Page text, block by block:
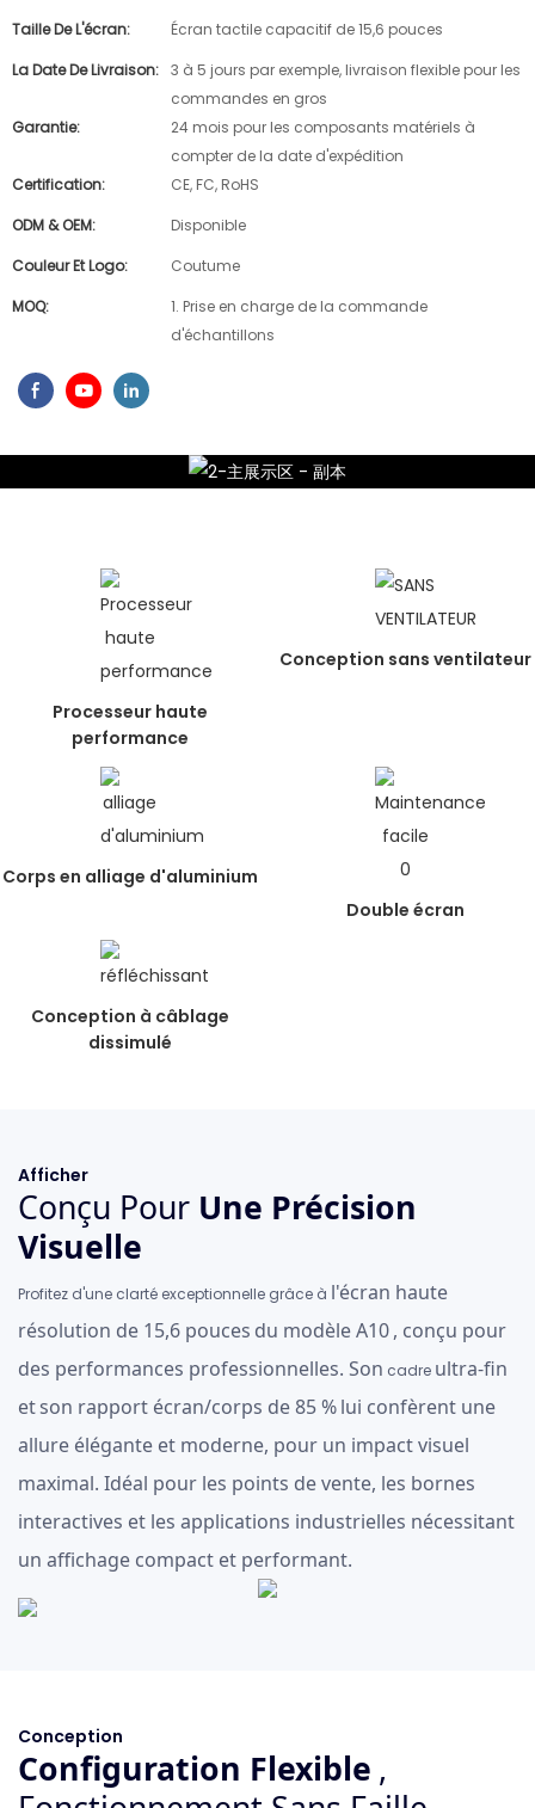
Taille De L'écran:
Écran tactile capacitif de 15,6 pouces
La Date De Livraison: 3 à 5 jours par exemple, livraison flexible pour les
commandes en gros
Garantie:
24 mois pour les composants matériels à
compter de la date d'expédition
Certification:
CE, FC, RoHS
ODM & OEM:
Disponible
Couleur Et Logo:
Coutume
MOQ:
1. Prise en charge de la commande
d'échantillons
Processeur haute
performance
Conception sans ventilateur
Corps en alliage d'aluminium
Double écran
Conception à câblage
dissimulé
Afficher
Conçu Pour Une Précision
Visuelle
Profitez d'une clarté exceptionnelle grâce à l'écran haute
résolution de 15,6 pouces du modèle A10, conçu pour
des performances professionnelles. Son cadre ultra-fin
etson rapport écran/corps de 85 %lui confèrent une
allure élégante et moderne, pour un impact visuel
maximal. Idéal pour les points de vente, les bornes
interactives et les applications industrielles nécessitant
un affichage compact et performant.
Conception
Configuration Flexible ,